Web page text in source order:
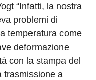
“Infatti, la nostra
problemi di
temperatura come
deformazione
con la stampa del
trasmissione a